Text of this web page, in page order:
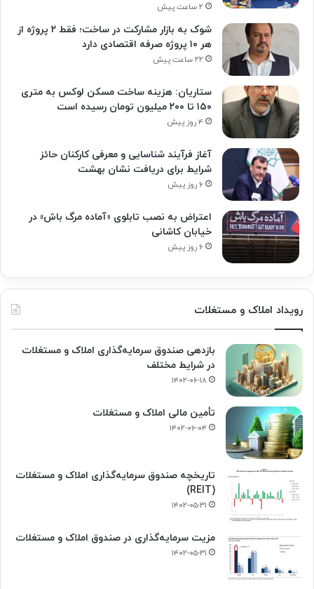
۲ ساعت پیش
شوک به بازار مشارکت در ساخت؛ فقط ۲ پروژه از
هر ۱۰ پروژه صرفه اقتصادی دارد
۲۲ ساعت پیش
ستاریان: هزینه ساخت مسکن لوکس به متری
۱۵۰ تا ۲۰۰ میلیون تومان رسیده است
۴ روز پیش
آغاز فرآیند شناسایی و معرفی کارکنان حائز
شرایط برای دریافت نشان بهشت
۶ روز پیش
اعتراض به نصب تابلوی «آماده مرگ باش» در
خیابان کاشانی
۶ روز پیش
رویداد املاک و مستغلات
بازدهی صندوق سرمایه‌گذاری املاک و مستغلات
در شرایط مختلف
۱۴۰۲-۰۶-۱۸
تأمین مالی املاک و مستغلات
۱۴۰۲-۰۶-۰۴
تاریخچه صندوق سرمایه‌گذاری املاک و مستغلات
(REIT)
۱۴۰۲-۰۵-۳۱
مزیت سرمایه‌گذاری در صندوق املاک و مستغلات
۱۴۰۲-۰۵-۳۱